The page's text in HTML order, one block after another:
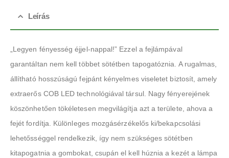
Leírás
„Legyen fényesség éjjel-nappal!” Ezzel a fejlámpával
garantáltan nem kell többet sötétben tapogatóznia. A rugalmas,
állítható hosszúságú fejpánt kényelmes viseletet biztosít, amely
extraerős COB LED technológiával társul. Nagy fényerejének
köszönhetően tökéletesen megvilágítja azt a területe, ahova a
fejét fordítja. Különleges mozgásérzékelős ki/bekapcsolási
lehetősséggel rendelkezik, így nem szükséges sötétben
kitapogatnia a gombokat, csupán el kell húznia a kezét a lámpa